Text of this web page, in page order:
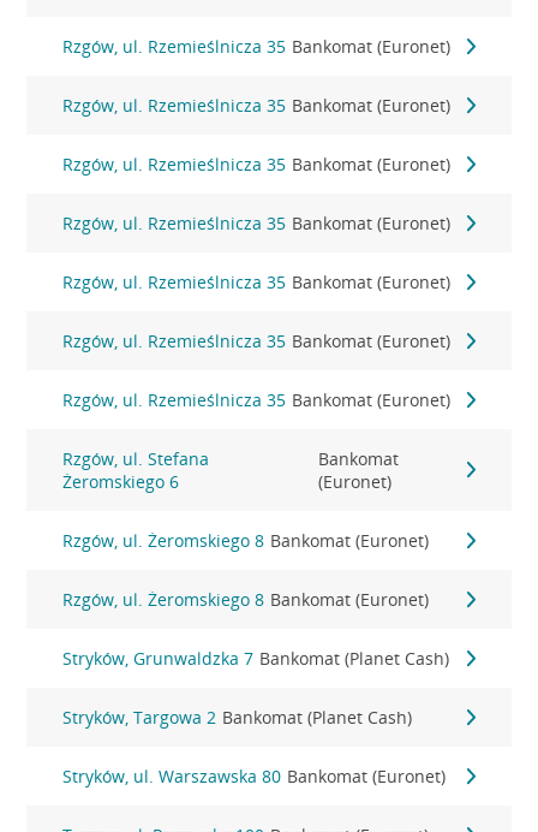
Rzgów, ul. Rzemieślnicza 35 Bankomat (Euronet)
Rzgów, ul. Rzemieślnicza 35 Bankomat (Euronet)
Rzgów, ul. Rzemieślnicza 35 Bankomat (Euronet)
Rzgów, ul. Rzemieślnicza 35 Bankomat (Euronet)
Rzgów, ul. Rzemieślnicza 35 Bankomat (Euronet)
Rzgów, ul. Rzemieślnicza 35 Bankomat (Euronet)
Rzgów, ul. Rzemieślnicza 35 Bankomat (Euronet)
Rzgów, ul. Stefana
Żeromskiego 6
Bankomat
(Euronet)
Rzgów, ul. Żeromskiego 8 Bankomat (Euronet)
Rzgów, ul. Żeromskiego 8 Bankomat (Euronet)
Stryków, Grunwaldzka 7 Bankomat (Planet Cash)
Stryków, Targowa 2 Bankomat (Planet Cash)
Stryków, ul. Warszawska 80 Bankomat (Euronet)